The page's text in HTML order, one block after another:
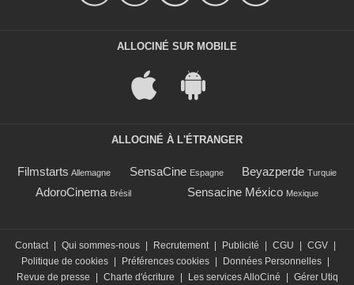
ALLOCINÉ SUR MOBILE
ALLOCINÉ À L'ÉTRANGER
Filmstarts Allemagne SensaCine Espagne Beyazperde Turquie
AdoroCinema Brésil Sensacine México Mexique
Contact Qui sommes-nous Recrutement Publicité CGU CGV
Politique de cookies
Préférences cookies Données Personnelles
Revue de presse
Charte d'écriture Les services AlloCiné Gérer Utiq